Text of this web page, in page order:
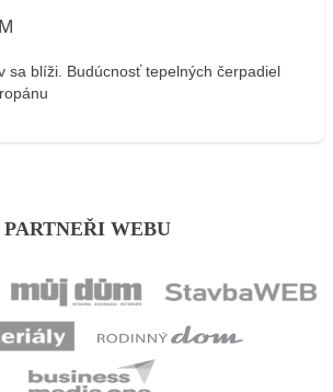
sa blíži. Budúcnosť tepelných čerpadiel
PARTNEŘI WEBU